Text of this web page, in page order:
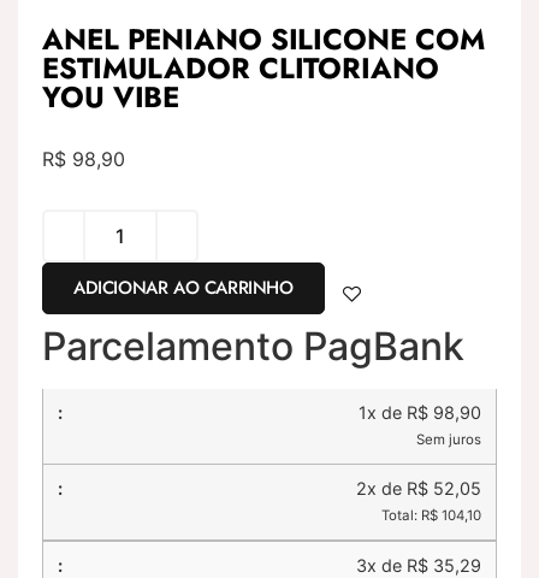
ANEL PENIANO SILICONE COM
ESTIMULADOR CLITORIANO
YOU VIBE
R$ 98,90
ADICIONAR AO CARRINHO
Parcelamento PagBank
1x de R$ 98,90
Sem juros
2x de R$ 52,05
Total: R$ 104,10
3x de R$ 35,29